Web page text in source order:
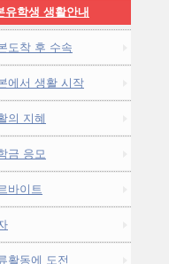
유학생 생활안내
도착 후 수속
에서 생활 시작
의 지혜
금 응모
바이트
활동에 도전